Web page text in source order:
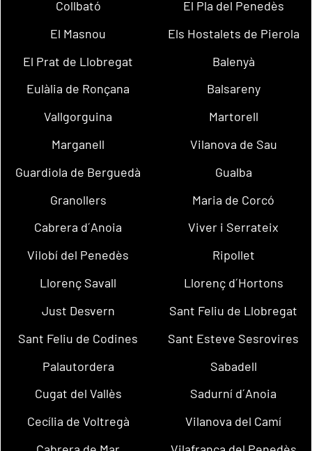
Collbató
El Pla del Penedès
El Masnou
Els Hostalets de Pierola
El Prat de Llobregat
Balenyà
Eulàlia de Ronçana
Balsareny
Vallgorguina
Martorell
Marganell
Vilanova de Sau
Guardiola de Berguedà
Gualba
Granollers
Maria de Corcó
Cabrera d´Anoia
Viver i Serrateix
Vilobí del Penedès
Ripollet
Llorenç Savall
Llorenç d´Hortons
Just Desvern
Sant Feliu de Llobregat
Sant Feliu de Codines
Sant Esteve Sesrovires
Palautordera
Sabadell
Cugat del Vallès
Sadurní d´Anoia
Cecília de Voltregà
Vilanova del Camí